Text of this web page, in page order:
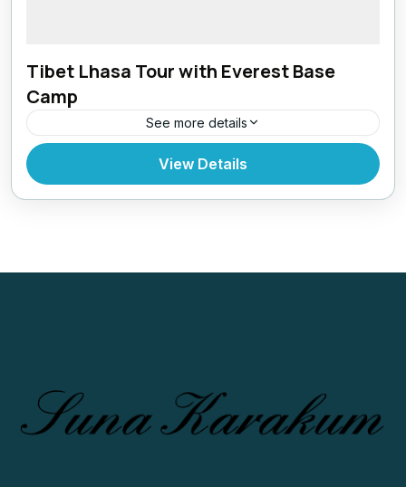
Tibet Lhasa Tour with Everest Base
Camp
See more details
Everest Region Tibet
View Details